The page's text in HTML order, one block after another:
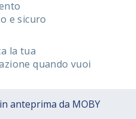
e sicuro
la tua
quando vuoi
anteprima da MOBY